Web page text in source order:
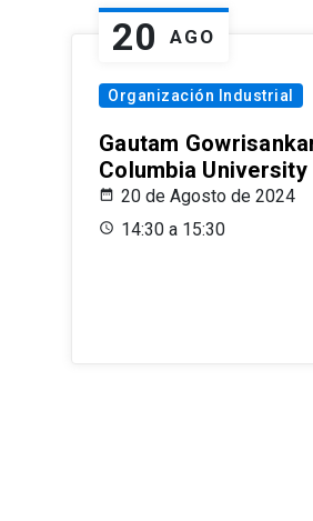
20 AGO
Organización Industrial
Gautam
Columbia University
20 de Agosto de 2024
14:30 a 15:30